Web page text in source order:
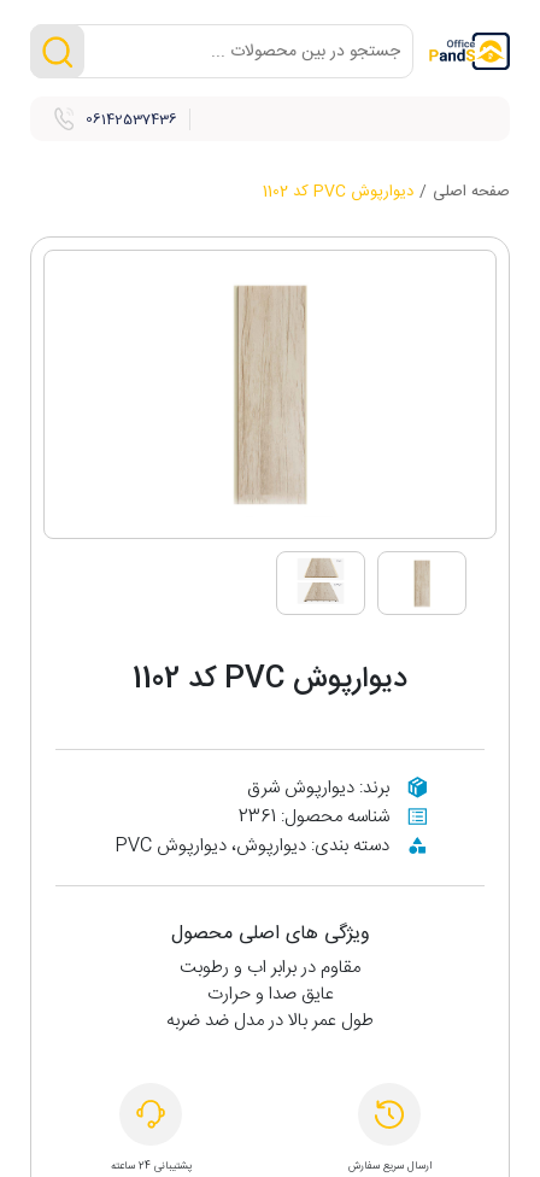
06142537436
صفحه اصلی / دیوارپوش PVC کد 1102
دیوارپوش PVC کد 1102
برند: دیوارپوش شرق
شناسه محصول: 2361
دسته بندی: دیوارپوش، دیوارپوش PVC
ویژگی های اصلی محصول
مقاوم در برابر اب و رطوبت
عایق صدا و حرارت
طول عمر بالا در مدل ضد ضربه
ارسال سریع سفارش پشتیبانی 24 ساعته